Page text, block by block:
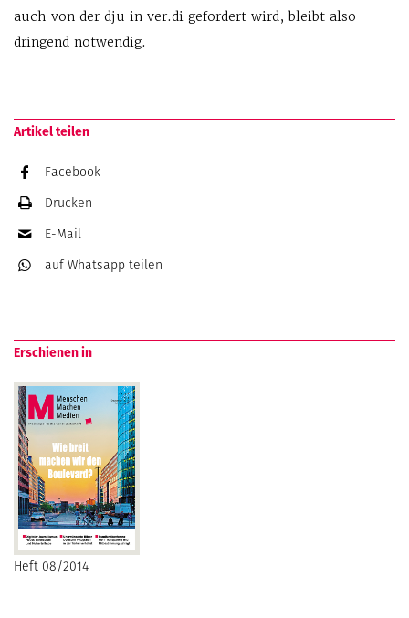
auch von der dju in ver.di gefordert wird, bleibt also
dringend notwendig.
Artikel teilen
Facebook
Drucken
E-Mail
auf Whatsapp teilen
Erschienen in
Heft 08/2014